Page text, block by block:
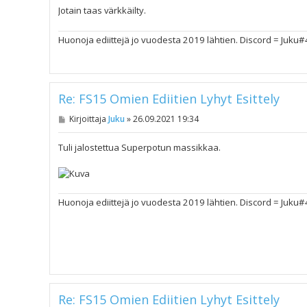
Jotain taas värkkäilty.
Huonoja ediittejä jo vuodesta 2019 lähtien. Discord =
Re: FS15 Omien Ediitien Lyhyt Esittely
V
s
i
Kirjoittaja Juku »26.09.2021 19:34
Tuli jalostettua Superpotun massikkaa.
Huonoja ediittejä jo vuodesta 2019 lähtien. Discord =
Re: FS15 Omien Ediitien Lyhyt Esittely